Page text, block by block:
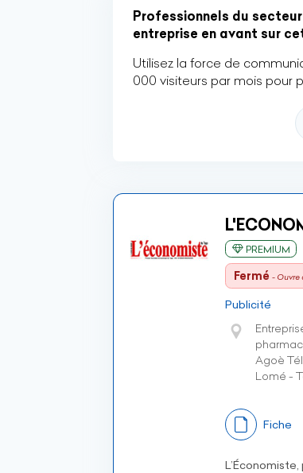
Professionnels du
entreprise en avant sur
Utilisez la force de
000 visiteurs par mois pour
PREMIUM
Fermé - Ouvre
Publicité
Agoè
Lomé -
Fiche